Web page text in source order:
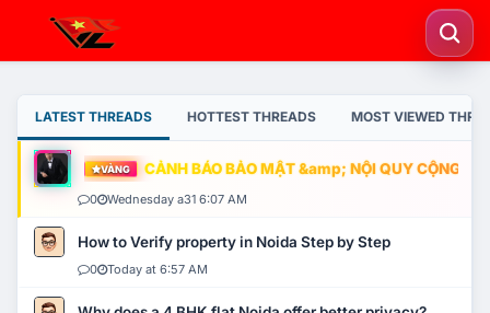
LATEST THREADS HOTTEST THREADS MOST VIEWED
VÀNG CẢNH BÁO BẢO MẬT &amp; NỘI QUY CỘNG
0 Wednesday a31 6:07 AM
How to Verify property in Noida Step by Step
0 Today at 6:57 AM